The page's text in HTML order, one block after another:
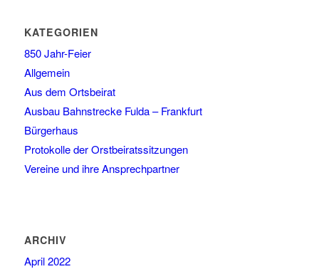
KATEGORIEN
850 Jahr-Feier
Allgemein
Aus dem Ortsbeirat
Ausbau Bahnstrecke Fulda – Frankfurt
Bürgerhaus
Protokolle der Orstbeiratssitzungen
Vereine und ihre Ansprechpartner
ARCHIV
April 2022